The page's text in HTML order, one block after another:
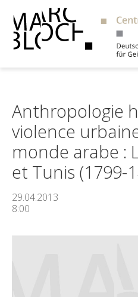
Anthropologie
violence
monde arabe :
et Tunis (1799-
29.04.2013
8:00